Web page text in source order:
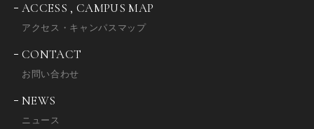
ACCESS , CAMPUS MAP
アクセス・キャンパスマップ
CONTACT
お問い合わせ
NEWS
ニュース